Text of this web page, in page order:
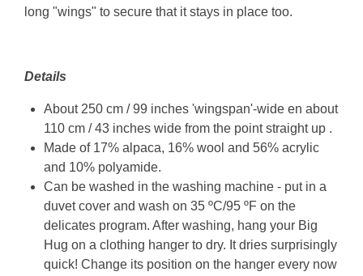
long "wings" to secure that it stays in place too.
Details
About 250 cm / 99 inches 'wingspan'-wide en about
110 cm / 43 inches wide from the point straight up .
Made of 17% alpaca, 16% wool and 56% acrylic
and 10% polyamide.
Can be washed in the washing machine - put in a
duvet cover and wash on 35 ºC/95 ºF on the
delicates program. After washing, hang your Big
Hug on a clothing hanger to dry. It dries surprisingly
quick! Change its position on the hanger every now